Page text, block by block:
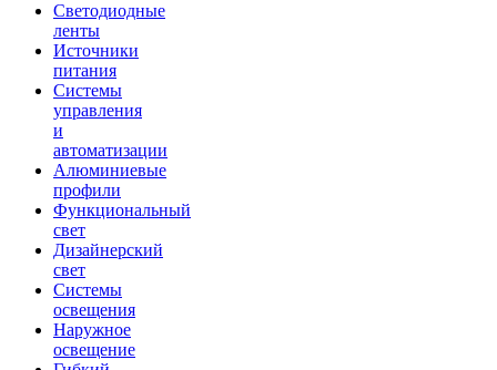
Светодиодные
ленты
Источники
питания
Системы
управления
и
автоматизации
Алюминиевые
профили
Функциональный
свет
Дизайнерский
свет
Системы
освещения
Наружное
освещение